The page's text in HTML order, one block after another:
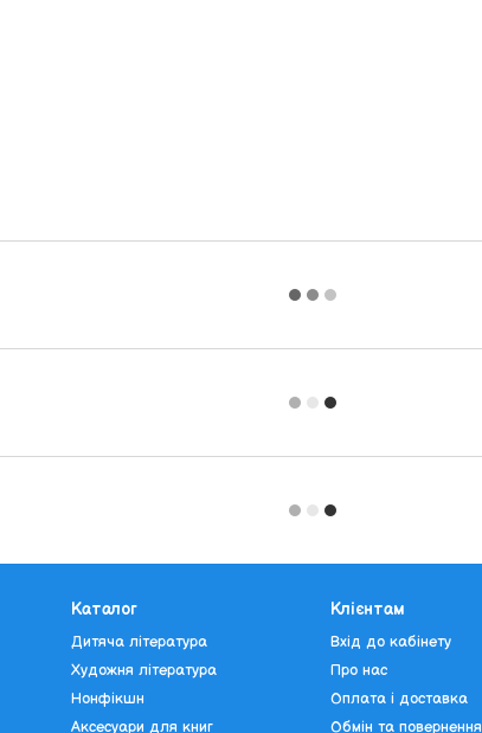
Каталог
Дитяча література
Художня література
Нонфікшн
Аксесуари для книг
Клієнтам
Вхід до кабінету
Про нас
Оплата і доставка
Обмін та повернення